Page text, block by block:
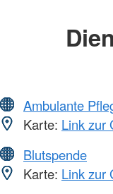
Ambulante
Karte: Link zur
Blutspende
Karte: Link zur